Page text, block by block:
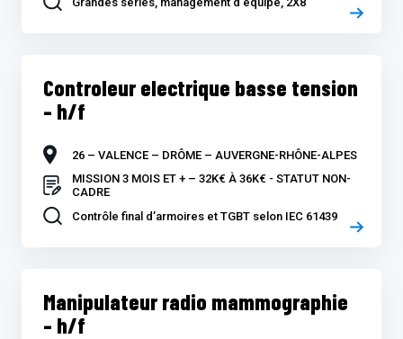
Controleur electrique basse tension
– h/f
26 – VALENCE – DRÔME – AUVERGNE-RHÔNE-ALPES
MISSION 3 MOIS ET + – 32K€ À 36K€ - STATUT NON-
CADRE
Contrôle final d’armoires et TGBT selon IEC 61439
Manipulateur radio mammographie
– h/f